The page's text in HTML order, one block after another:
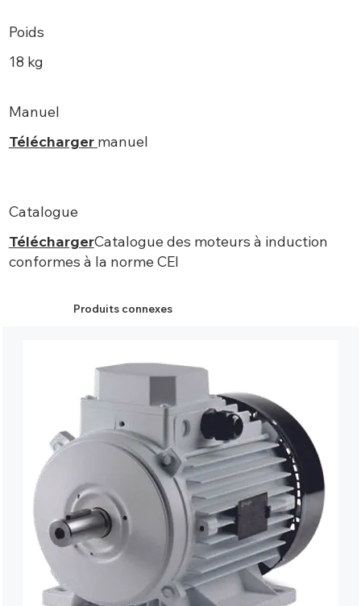
Poids
18 kg
Manuel
Télécharger manuel
Catalogue
TéléchargerCatalogue des moteurs à induction
conformes à la norme CEI
Produits connexes